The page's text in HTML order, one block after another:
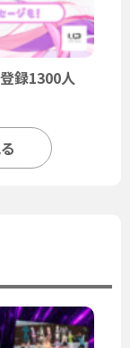
録1300人